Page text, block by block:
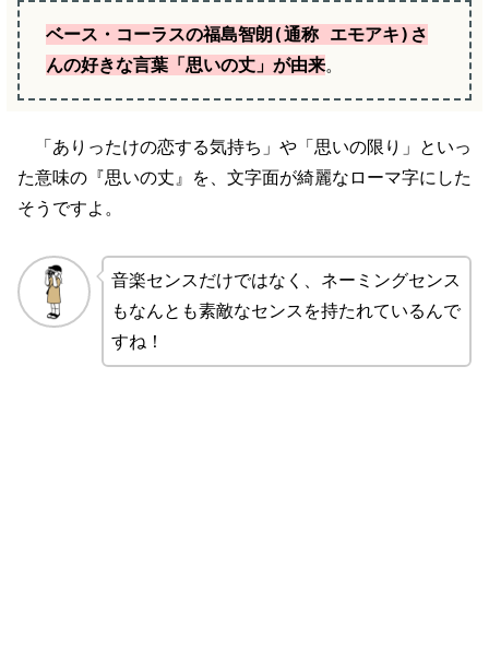
ベース・コーラスの福島智朗(通称 エモアキ)さ
んの好きな言葉「思いの丈」が由来。
「ありったけの恋する気持ち」や「思いの限り」といっ
た意味の『思いの丈』を、文字面が綺麗なローマ字にした
そうですよ。
音楽センスだけではなく、ネーミングセンス
もなんとも素敵なセンスを持たれているんで
すね！